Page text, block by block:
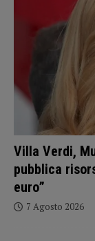
Villa Verdi,
pubblica
euro”
7 Agosto 2026